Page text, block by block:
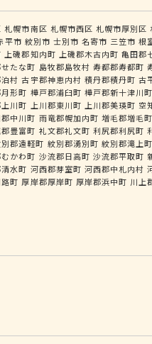
札幌市南区 札幌市西区 札幌市厚別区
平市 紋別市 士別市 名寄市 三笠市 根
上磯郡知内町 上磯郡木古内町 亀田郡
たな町 島牧郡島牧村 寿都郡寿都町
村 古宇郡神恵内村 積丹郡積丹町 古
形町 樺戸郡浦臼町 樺戸郡新十津川町
上川町 上川郡東川町 上川郡美瑛町 空
中川町 雨竜郡幌加内町 増毛郡増毛町
豊富町 礼文郡礼文町 利尻郡利尻町
郡遠軽町 紋別郡湧別町 紋別郡滝上町
かわ町 沙流郡日高町 沙流郡平取町
清水町 河西郡芽室町 河西郡中札内村
町 厚岸郡厚岸町 厚岸郡浜中町 川上